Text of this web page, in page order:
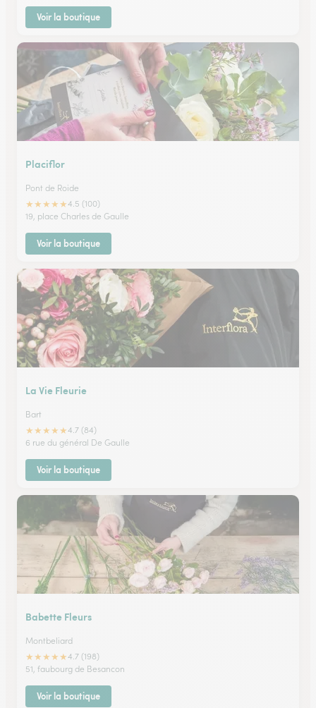
Voir la boutique
Placiflor
Pont de Roide
★★★★★4.5 (100)
19, place Charles de Gaulle
Voir la boutique
La Vie Fleurie
Bart
★★★★★4.7 (84)
6 rue du général De Gaulle
Voir la boutique
Babette Fleurs
Montbeliard
★★★★★4.7 (198)
51, faubourg de Besancon
Voir la boutique